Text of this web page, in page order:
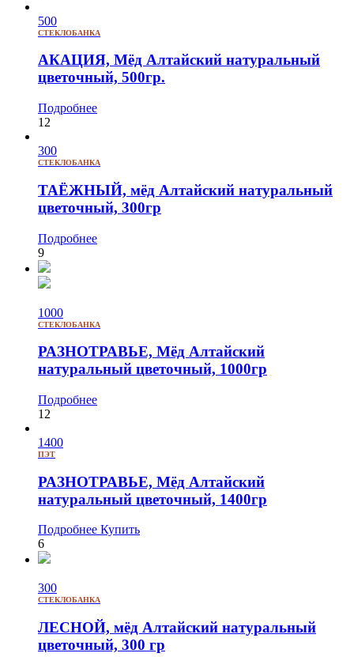
500
СТЕКЛОБАНКА
АКАЦИЯ, Мёд Алтайский натуральный
цветочный, 500гр.
Подробнее
12
300
СТЕКЛОБАНКА
ТАЁЖНЫЙ, мёд Алтайский натуральный
цветочный, 300гр
Подробнее
9
1000
СТЕКЛОБАНКА
РАЗНОТРАВЬЕ, Мёд Алтайский
натуральный цветочный, 1000гр
Подробнее
12
1400
ПЭТ
РАЗНОТРАВЬЕ, Мёд Алтайский
натуральный цветочный, 1400гр
Подробнее Купить
6
300
СТЕКЛОБАНКА
ЛЕСНОЙ, мёд Алтайский натуральный
цветочный, 300 гр